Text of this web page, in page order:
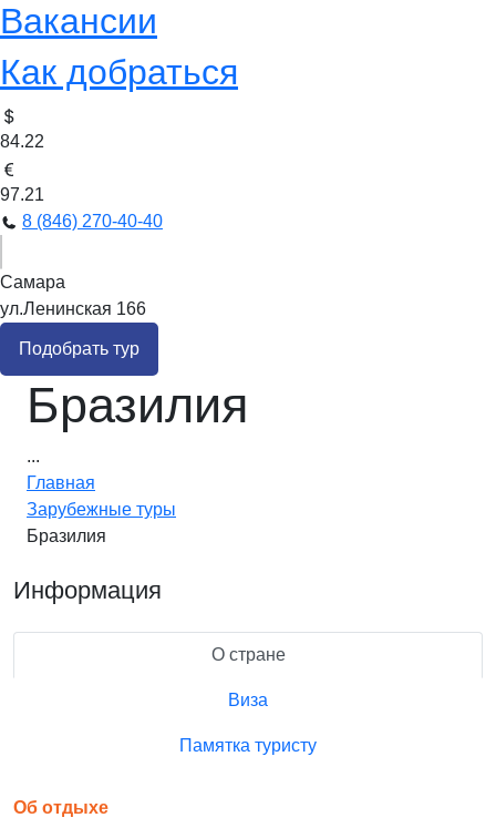
Вакансии
Как добраться
84.22
97.21
8 (846) 270-40-40
Самара
ул.Ленинская 166
Подобрать тур
Бразилия
...
Главная
Зарубежные туры
Бразилия
Информация
О стране
Виза
Памятка туристу
Об отдыхе